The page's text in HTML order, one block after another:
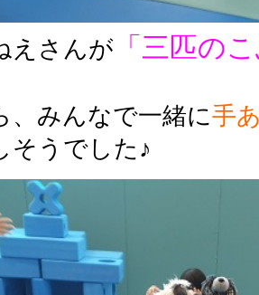
えさんが 「三匹の
、みんなで一緒に手
そうでした♪